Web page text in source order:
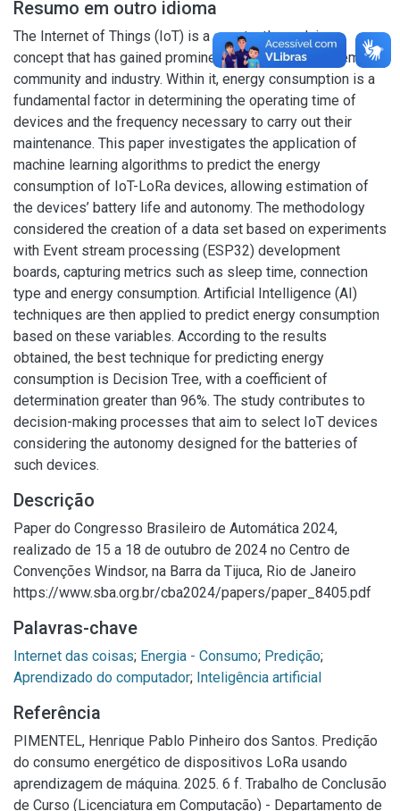
Resumo em outro idioma
The Internet of Things (IoT) is a constantly evolving
concept that has gained prominence in both the academic
community and industry. Within it, energy consumption is a
fundamental factor in determining the operating time of
devices and the frequency necessary to carry out their
maintenance. This paper investigates the application of
machine learning algorithms to predict the energy
consumption of IoT-LoRa devices, allowing estimation of
the devices’ battery life and autonomy. The methodology
considered the creation of a data set based on experiments
with Event stream processing (ESP32) development
boards, capturing metrics such as sleep time, connection
type and energy consumption. Artificial Intelligence (AI)
techniques are then applied to predict energy consumption
based on these variables. According to the results
obtained, the best technique for predicting energy
consumption is Decision Tree, with a coefficient of
determination greater than 96%. The study contributes to
decision-making processes that aim to select IoT devices
considering the autonomy designed for the batteries of
such devices.
Descrição
Paper do Congresso Brasileiro de Automática 2024,
realizado de 15 a 18 de outubro de 2024 no Centro de
Convenções Windsor, na Barra da Tijuca, Rio de Janeiro
https://www.sba.org.br/cba2024/papers/paper_8405.pdf
Palavras-chave
Internet das coisas; Energia - Consumo; Predição;
Aprendizado do computador; Inteligência artificial
Referência
PIMENTEL, Henrique Pablo Pinheiro dos Santos. Predição
do consumo energético de dispositivos LoRa usando
aprendizagem de máquina. 2025. 6 f. Trabalho de Conclusão
de Curso (Licenciatura em Computação) - Departamento de